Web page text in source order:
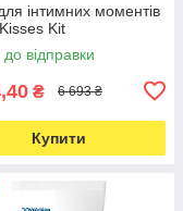
інтимних моментів
Kit
до відправки
₴ 6 693 ₴
Купити